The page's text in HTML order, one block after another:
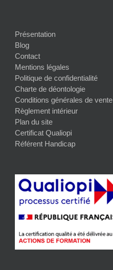
Présentation
Blog
Contact
Mentions légales
Politique de confidentialité
Charte de déontologie
Conditions générales de vente
Règlement intérieur
Plan du site
Certificat Qualiopi
Référent Handicap